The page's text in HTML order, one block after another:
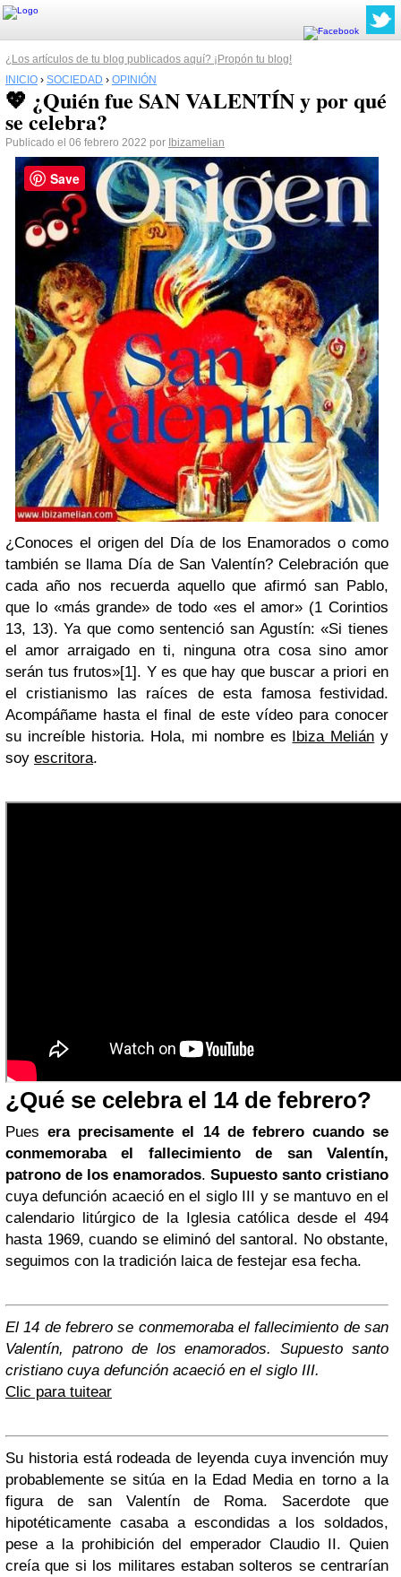
¿Los artículos de tu blog publicados aquí? ¡Propón tu blog!
INICIO › SOCIEDAD › OPINIÓN
💖 ¿Quién fue SAN VALENTÍN y por qué
se celebra?
Publicado el 06 febrero 2022 por Ibizamelian
¿Conoces el origen del Día de los Enamorados o como
también se llama Día de San Valentín? Celebración que
cada año nos recuerda aquello que afirmó san Pablo,
que lo «más grande» de todo «es el amor» (1 Corintios
13, 13). Ya que como sentenció san Agustín: «Si tienes
el amor arraigado en ti, ninguna otra cosa sino amor
serán tus frutos»[1]. Y es que hay que buscar a priori en
el cristianismo las raíces de esta famosa festividad.
Acompáñame hasta el final de este vídeo para conocer
su increíble historia. Hola, mi nombre es Ibiza Melián y
soy escritora.
¿Qué se celebra el 14 de febrero?
Puesera precisamente el 14 de febrero cuando se
conmemoraba el fallecimiento de san Valentín,
patrono de los enamorados. Supuesto santo cristiano
cuya defunción acaeció en el siglo III y se mantuvo en el
calendario litúrgico de la Iglesia católica desde el 494
hasta 1969, cuando se eliminó del santoral. No obstante,
seguimos con la tradición laica de festejar esa fecha.
El 14 de febrero se conmemoraba el fallecimiento de san
Valentín, patrono de los enamorados. Supuesto santo
cristiano cuya defunción acaeció en el siglo III.
Clic para tuitear
Su historia está rodeada de leyenda cuya invención muy
probablemente se sitúa en la Edad Media en torno a la
figura de san Valentín de Roma. Sacerdote que
hipotéticamente casaba a escondidas a los soldados,
pese a la prohibición del emperador Claudio II. Quien
creía que si los militares estaban solteros se centrarían
Save